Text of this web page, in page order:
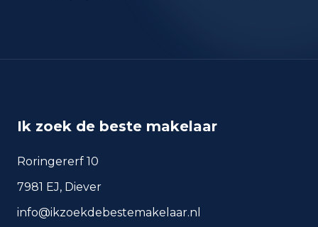
sep 2024
180
veiligheidstrends in de woonomgeving van
Veelgestelde vragen over
wonen in Heerhugowaard
Ik zoek de beste makelaar
Roringererf 10
7981 EJ, Diever
info@ikzoekdebestemakelaar.nl